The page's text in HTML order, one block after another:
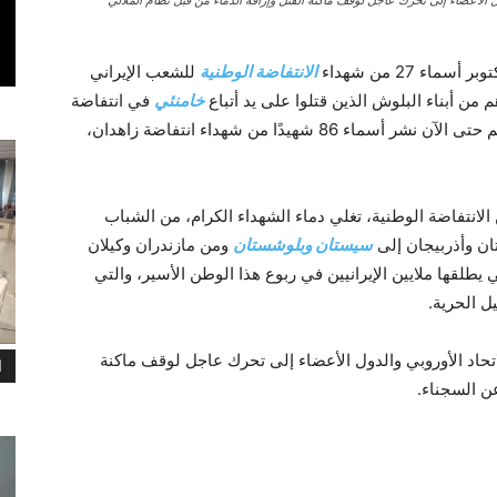
الانتفاضة الوطنية للشعب الإيراني
خامنئي في انتفاضة
زاهدان المضرجة بالدماء يوم الجمعة، 30 سبتمبر. تم حتى الآن نشر أسماء 86 شهيدًا من شهداء انتفاضة زاهدان،
الوطنية، تغلي دماء الشهداء الكرام، من الشباب
وأذربيجان إلىسيستان وبلوشستان ومن مازندران وكيلان
ملايين الإيرانيين في ربوع هذا الوطن الأسير، والتي
الحرية.
الأوروبي والدول الأعضاء إلى تحرك عاجل لوقف ماكنة
السجناء.